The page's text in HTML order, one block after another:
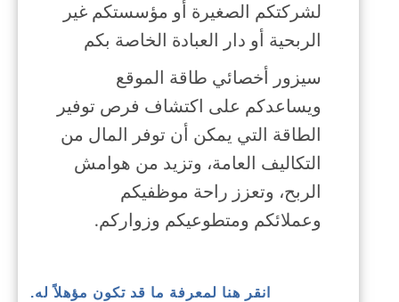
لشركتكم الصغيرة أو مؤسستكم غير
الربحية أو دار العبادة الخاصة بكم
سيزور أخصائي طاقة الموقع
ويساعدكم على اكتشاف فرص توفير
الطاقة التي يمكن أن توفر المال من
التكاليف العامة، وتزيد من هوامش
الربح، وتعزز راحة موظفيكم
وعملائكم ومتطوعيكم وزواركم.
انقر هنا لمعرفة ما قد تكون مؤهلاً له.